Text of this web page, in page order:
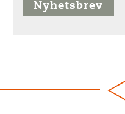
Nyhetsbrev